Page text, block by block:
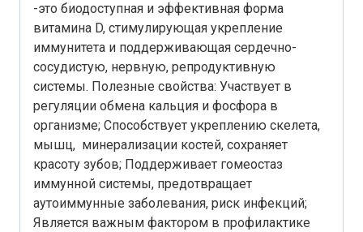
-это биодоступная и эффективная форма
витамина D, стимулирующая укрепление
иммунитета и поддерживающая сердечно-
сосудистую, нервную, репродуктивную
системы. Полезные свойства: Участвует в
регуляции обмена кальция и фосфора в
организме; Способствует укреплению скелета,
мышц, минерализации костей, сохраняет
красоту зубов; Поддерживает гомеостаз
иммунной системы, предотвращает
аутоиммунные заболевания, риск инфекций;
Является важным фактором в профилактике